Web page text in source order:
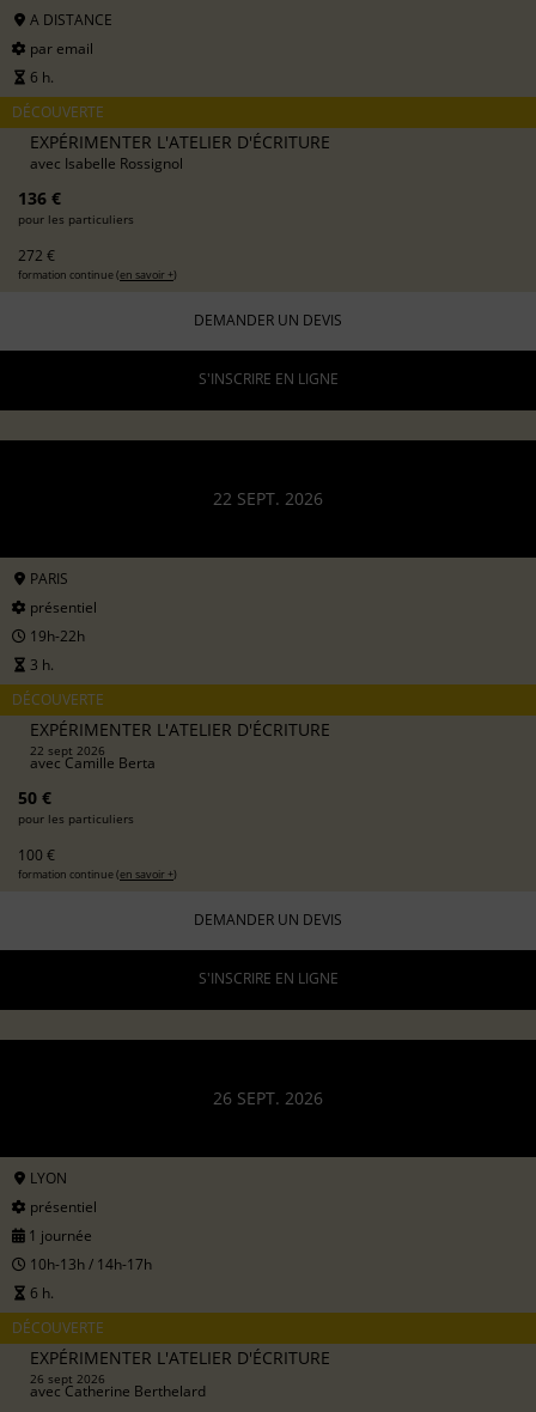
A DISTANCE
par email
6 h.
DÉCOUVERTE
EXPÉRIMENTER L'ATELIER D'ÉCRITURE
avec Isabelle Rossignol
136 €
pour les particuliers
272 €
formation continue (en savoir +)
DEMANDER UN DEVIS
S'INSCRIRE EN LIGNE
22 SEPT. 2026
PARIS
présentiel
19h-22h
3 h.
DÉCOUVERTE
EXPÉRIMENTER L'ATELIER D'ÉCRITURE
22 sept 2026
avecCamille Berta
50 €
pour les particuliers
100 €
formation continue (en savoir +)
DEMANDER UN DEVIS
S'INSCRIRE EN LIGNE
26 SEPT. 2026
LYON
présentiel
1 journée
10h-13h / 14h-17h
6 h.
DÉCOUVERTE
EXPÉRIMENTER L'ATELIER D'ÉCRITURE
26 sept 2026
avecCatherine Berthelard